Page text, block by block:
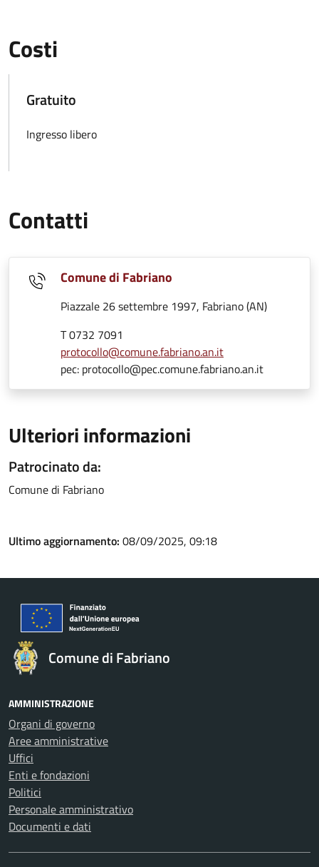
Costi
Gratuito
Ingresso libero
Contatti
Comune di Fabriano
Piazzale 26 settembre 1997, Fabriano (AN)
T 0732 7091
protocollo@comune.fabriano.an.it
pec: protocollo@pec.comune.fabriano.an.it
Ulteriori informazioni
Patrocinato da:
Comune di Fabriano
Ultimo aggiornamento: 08/09/2025, 09:18
Comune di Fabriano
AMMINISTRAZIONE
Organi di governo
Aree amministrative
Uffici
Enti e fondazioni
Politici
Personale amministrativo
Documenti e dati